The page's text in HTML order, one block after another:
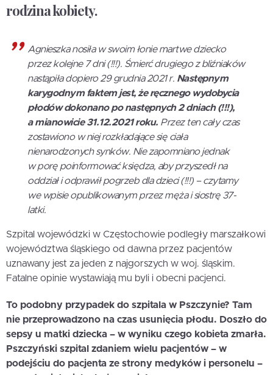
rodzina kobiety.
Agnieszka nosiła w swoim łonie martwe dziecko
przez kolejne 7 dni (!!!). Śmierć drugiego z bliźniaków
nastąpiła dopiero 29 grudnia 2021 r. Następnym
karygodnym faktem jest, że ręcznego wydobycia
płodów dokonano po następnych 2 dniach (!!!),
a mianowicie 31.12.2021 roku. Przez ten cały czas
zostawiono w niej rozkładające się ciała
nienarodzonych synków. Nie zapomniano jednak
w porę poinformować księdza, aby przyszedł na
oddział i odprawił pogrzeb dla dzieci (!!!) – czytamy
we wpisie opublikowanym przez męża i siostrę 37-
latki.
Szpital wojewódzki w Częstochowie podległy marszałkowi
województwa śląskiego od dawna przez pacjentów
uznawany jest za jeden z najgorszych w woj. śląskim.
Fatalne opinie wystawiają mu byli i obecni pacjenci.
To podobny przypadek do szpitala w Pszczynie? Tam
nie przeprowadzono na czas usunięcia płodu. Doszło do
sepsy u matki dziecka – w wyniku czego kobieta zmarła.
Pszczyński szpital zdaniem wielu pacjentów – w
podejściu do pacjenta ze strony medyków i personelu –